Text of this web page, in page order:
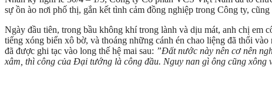
sự ồn ào nơi phố thị, gắn kết tình cảm đồng nghiệp trong Công ty,
Ngày đầu tiên, trong bầu không khí trong lành và dịu mát, anh chị
tiếng xóng biển xô bờ, và thoáng những cánh én chao liệng đã thổi
đã được ghi tạc vào long thế hệ mai sau: ”Đất nước này nên cơ nên
xâm, thì công của Đại tướng là công đầu. Nguy nan gì ông cũng